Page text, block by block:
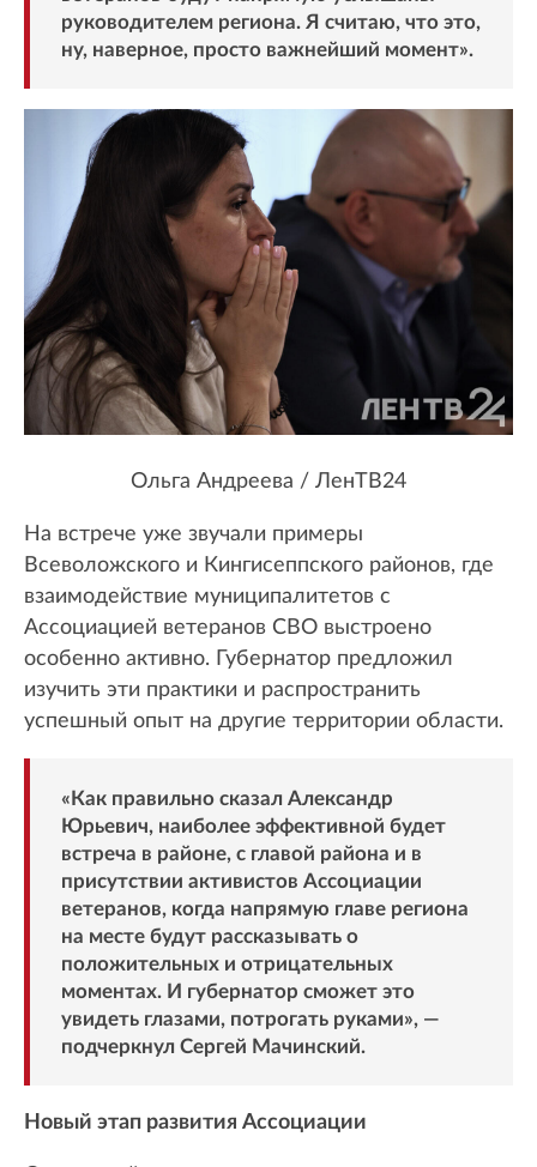
руководителем региона. Я считаю, что это,
ну, наверное, просто важнейший момент».
Ольга Андреева / ЛенТВ24
На встрече уже звучали примеры
Всеволожского и Кингисеппского районов, где
взаимодействие муниципалитетов с
Ассоциацией ветеранов СВО выстроено
особенно активно. Губернатор предложил
изучить эти практики и распространить
успешный опыт на другие территории области.
«Как правильно сказал Александр
Юрьевич, наиболее эффективной будет
встреча в районе, с главой района и в
присутствии активистов Ассоциации
ветеранов, когда напрямую главе региона
на месте будут рассказывать о
положительных и отрицательных
моментах. И губернатор сможет это
увидеть глазами, потрогать руками», —
подчеркнул Сергей Мачинский.
Новый этап развития Ассоциации